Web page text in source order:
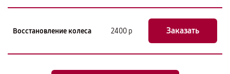
Восстановление колеса 2400 р Заказать